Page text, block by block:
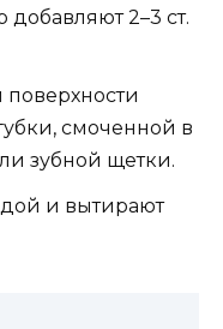
2–3 ст.
поверхности
смоченной в
зубной щетки.
и вытирают